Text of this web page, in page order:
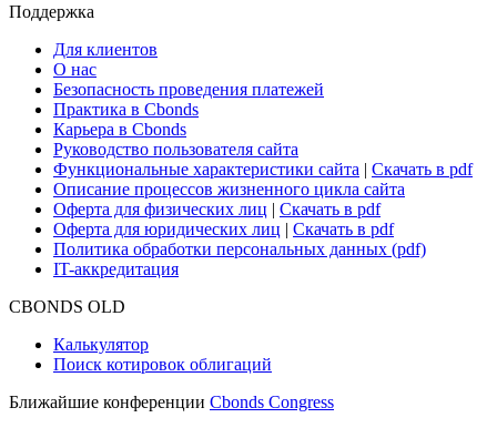
Поддержка
Для клиентов
О нас
Безопасность проведения платежей
Практика в Cbonds
Карьера в Cbonds
Руководство пользователя сайта
Функциональные характеристики сайта | Скачать в pdf
Описание процессов жизненного цикла сайта
Оферта для физических лиц | Скачать в pdf
Оферта для юридических лиц | Скачать в pdf
Политика обработки персональных данных (pdf)
IT-аккредитация
CBONDS OLD
Калькулятор
Поиск котировок облигаций
Ближайшие конференции Cbonds Congress